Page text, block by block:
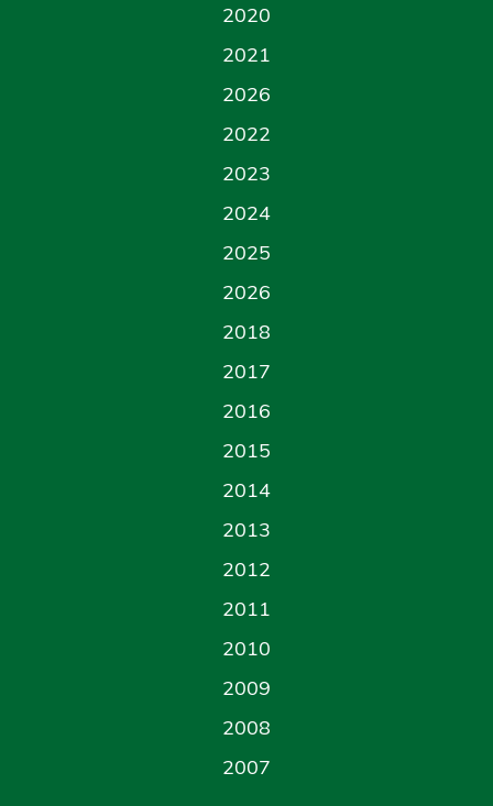
2020
2021
2026
2022
2023
2024
2025
2026
2018
2017
2016
2015
2014
2013
2012
2011
2010
2009
2008
2007